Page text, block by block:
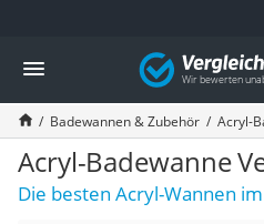
Die beliebtesten Vergleiche nach
Wohnen
Matratzen-Topper
Matratzen
Konferenzlautsprecher
Tageslichtlampe
Badlüfter
Vergleich
Badewannen & Zubehör Acryl-
Acryl-Badewanne
Die besten Acryl-Wannen